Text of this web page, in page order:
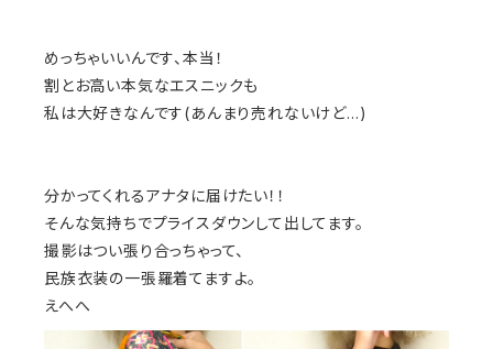
めっちゃいいんです、本当！
割とお高い本気なエスニックも
私は大好きなんです(あんまり売れないけど…)
分かってくれるアナタに届けたい！！
そんな気持ちでプライスダウンして出してます。
撮影はつい張り合っちゃって、
民族衣装の一張羅着てますよ。
えへへ